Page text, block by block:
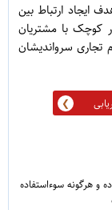
ایجاد ارتباط بین
کوچک با مشتریان
تجاری سرواندیشان
و هرگونه سوءاستفاده